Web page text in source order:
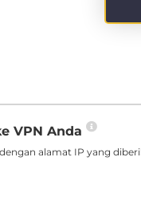
VPN Anda
alamat IP yang